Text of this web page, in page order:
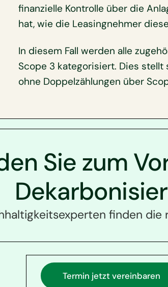
finanzielle Kontrolle über die
hat, wie die Leasingnehmer
In diesem Fall werden alle
Scope 3 kategorisiert. Dies
ohne Doppelzählungen über
Sie zum
finden die
Termin jetzt vereinbaren